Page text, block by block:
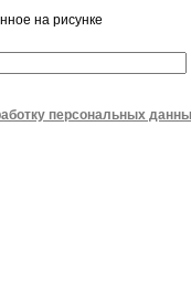
на рисунке
персональных